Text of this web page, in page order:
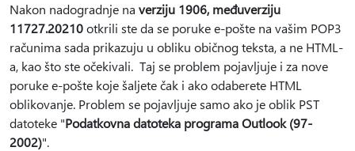
Nakon nadogradnje na verziju 1906, međuverziju
11727.20210otkrili ste da se poruke e-pošte na vašim POP3
računima sada prikazuju u obliku običnog teksta, a ne HTML-
a, kao što ste očekivali. Taj se problem pojavljuje i za nove
poruke e-pošte koje šaljete čak i ako odaberete HTML
oblikovanje. Problem se pojavljuje samo ako je oblik PST
datoteke "Podatkovna datoteka programa Outlook (97-
2002)".